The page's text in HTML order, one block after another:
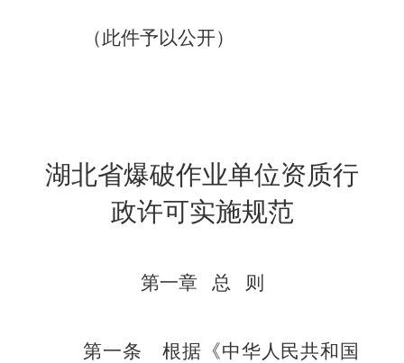
（此件予以公开）
湖北省爆破作业单位资质行
政许可实施规范
第一章 总 则
第一条
根据《中华人民共和国